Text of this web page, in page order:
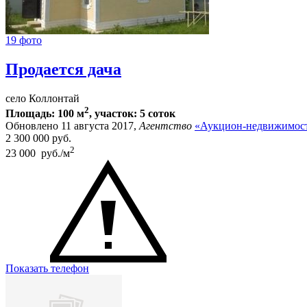
19 фото
Продается дача
село Коллонтай
Площадь: 100 м2, участок: 5 соток
Обновлено 11 августа 2017, Агентство «Аукцион-
2 300 000 руб.
23 000 руб./м2
Показать телефон